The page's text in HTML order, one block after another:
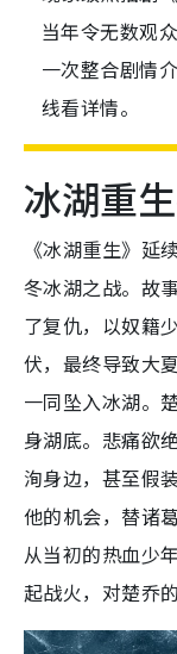
当年令无数观
一次整合剧情
线看详情。
冰湖重
《冰湖重生》延
冬冰湖之战。故
了复仇，以奴籍
伏，最终导致大
一同坠入冰湖。
身湖底。悲痛欲
洵身边，甚至假
他的机会，替诸
从当初的热血少
起战火，对楚乔